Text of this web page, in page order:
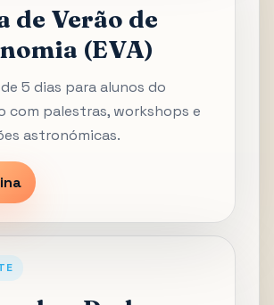
de Verão de
(EVA)
5 dias para alunos do
com palestras, workshops e
astronómicas.